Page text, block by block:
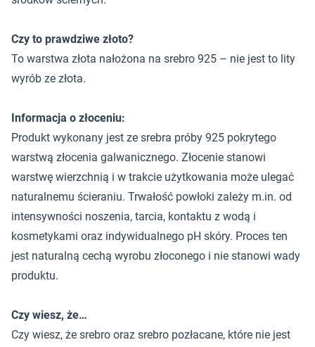
Czy to prawdziwe złoto?
To warstwa złota nałożona na srebro 925 – nie jest to lity
wyrób ze złota.
Informacja o złoceniu:
Produkt wykonany jest ze srebra próby 925 pokrytego
warstwą złocenia galwanicznego. Złocenie stanowi
warstwę wierzchnią i w trakcie użytkowania może ulegać
naturalnemu ścieraniu. Trwałość powłoki zależy m.in. od
intensywności noszenia, tarcia, kontaktu z wodą i
kosmetykami oraz indywidualnego pH skóry. Proces ten
jest naturalną cechą wyrobu złoconego i nie stanowi wady
produktu.
Czy wiesz, że…
Czy wiesz, że srebro oraz srebro pozłacane, które nie jest